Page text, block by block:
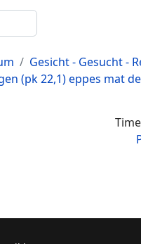
Gesicht - Gesucht -
(pk 22,1) eppes mat